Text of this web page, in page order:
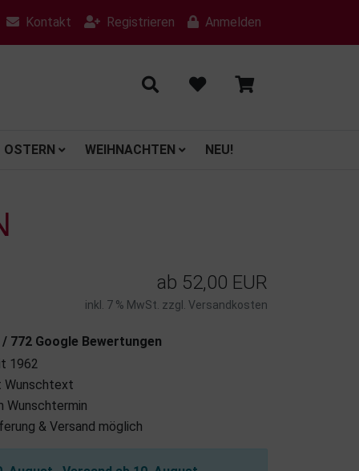
Kontakt Registrieren Anmelden
OSTERN WEIHNACHTEN NEU!
ab 52,00 EUR
inkl. 7 % MwSt. zzgl. Versandkosten
/ 772 Google Bewertungen
1962
Wunschtext
Wunschtermin
& Versand möglich